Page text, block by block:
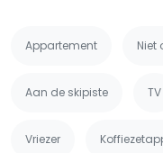
Appartement Niet
Aan de skipiste TV
Vriezer